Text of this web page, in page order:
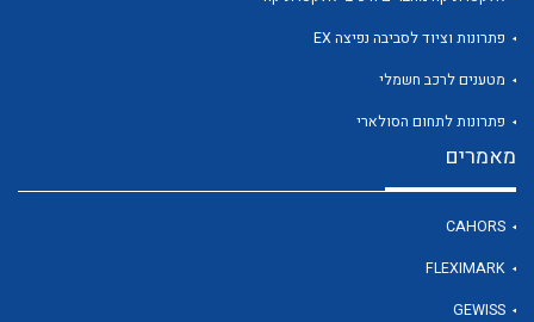
לכל מוצרי היצרן
פתרונות וציוד לסביבה נפיצה EX
מטענים לרכב חשמלי
פתרונות לתחום הסולארי
מאמרים
CAHORS
FLEXIMARK
GEWISS